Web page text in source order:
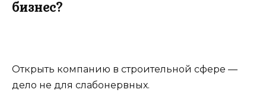
бизнес?
Открыть компанию в строительной сфере —
дело не для слабонервных.